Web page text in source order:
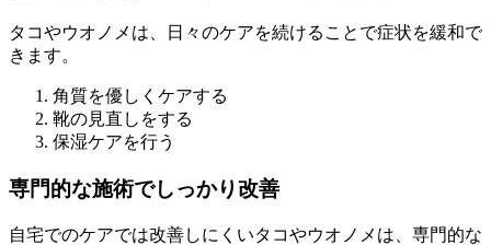
タコやウオノメは、日々のケアを続けることで症状を緩和で
きます。
角質を優しくケアする
靴の見直しをする
保湿ケアを行う
専門的な施術でしっかり改善
自宅でのケアでは改善しにくいタコやウオノメは、専門的な